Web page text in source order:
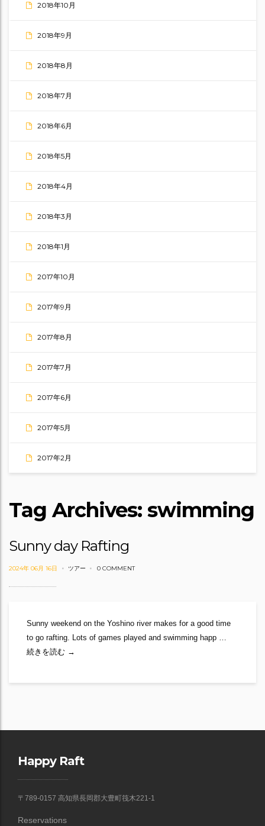
2018年10月
2018年9月
2018年8月
2018年7月
2018年6月
2018年5月
2018年4月
2018年3月
2018年1月
2017年10月
2017年9月
2017年8月
2017年7月
2017年6月
2017年5月
2017年2月
Tag Archives: swimming
Sunny day Rafting
2024年 06月 16日 ツアー 0 COMMENT
Sunny weekend on the Yoshino river makes for a good time
to go rafting. Lots of games played and swimming happ …
続きを読む Sunny day Rafting
→
Happy Raft
〒789-0157 高知県長岡郡大豊町筏木221-1
Reservations